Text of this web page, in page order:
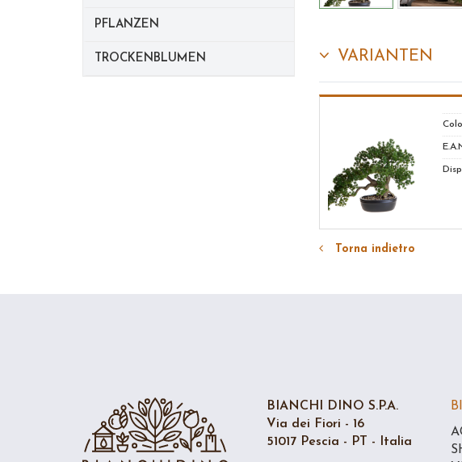
PFLANZEN
TROCKENBLUMEN VARIANTEN
Torna indietro
BIANCHI DINO S.P.A.
Via dei Fiori - 16
51017 Pescia - PT - Italia